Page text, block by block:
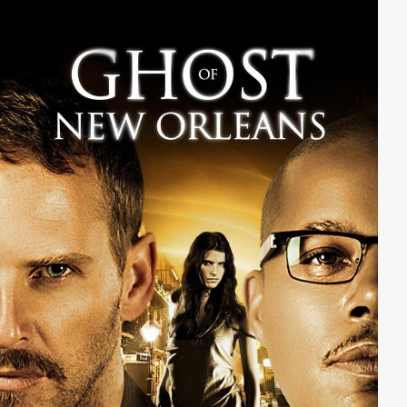
Leben ihres ungeborenen Kindes nicht zu gefährden.
Dabei ist sie ganz auf sich allein gestellt, denn die
Leute in ihrem Umfeld glauben der verzweifelten
Mutter nicht und tun ihre wirren Aussagen als
paranoide Hirngespinste ab.